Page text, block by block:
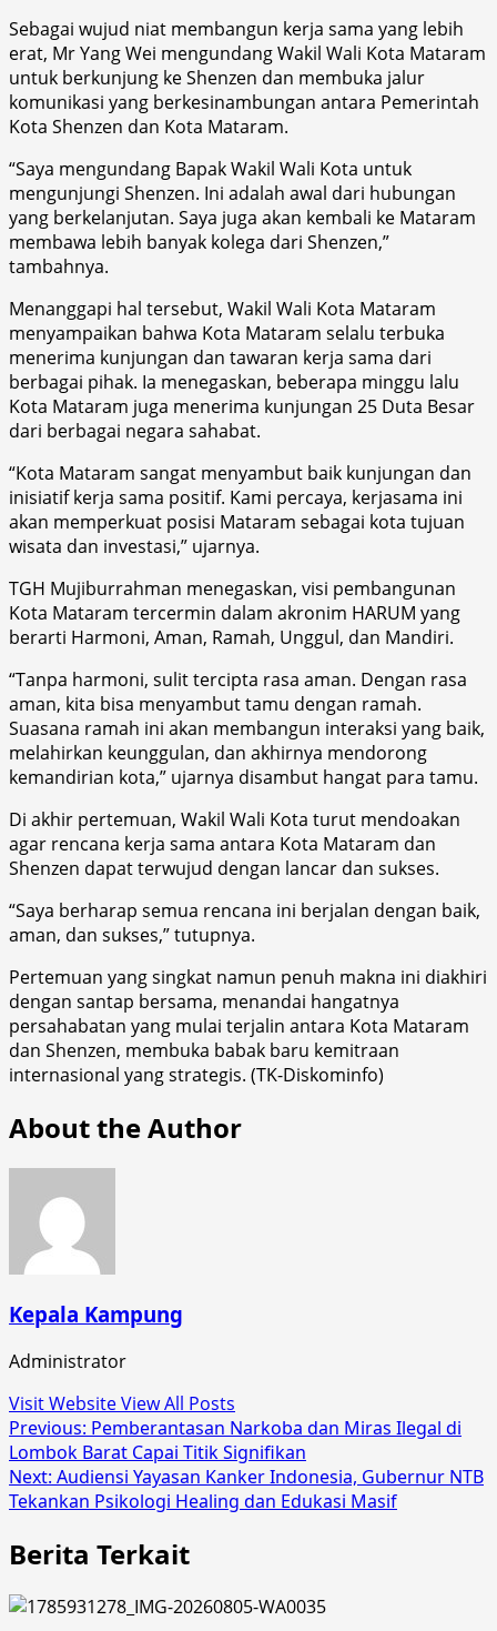
Sebagai wujud niat membangun kerja sama yang lebih
erat, Mr Yang Wei mengundang Wakil Wali Kota Mataram
untuk berkunjung ke Shenzen dan membuka jalur
komunikasi yang berkesinambungan antara Pemerintah
Kota Shenzen dan Kota Mataram.
“Saya mengundang Bapak Wakil Wali Kota untuk
mengunjungi Shenzen. Ini adalah awal dari hubungan
yang berkelanjutan. Saya juga akan kembali ke Mataram
membawa lebih banyak kolega dari Shenzen,”
tambahnya.
Menanggapi hal tersebut, Wakil Wali Kota Mataram
menyampaikan bahwa Kota Mataram selalu terbuka
menerima kunjungan dan tawaran kerja sama dari
berbagai pihak. Ia menegaskan, beberapa minggu lalu
Kota Mataram juga menerima kunjungan 25 Duta Besar
dari berbagai negara sahabat.
“Kota Mataram sangat menyambut baik kunjungan dan
inisiatif kerja sama positif. Kami percaya, kerjasama ini
akan memperkuat posisi Mataram sebagai kota tujuan
wisata dan investasi,” ujarnya.
TGH Mujiburrahman menegaskan, visi pembangunan
Kota Mataram tercermin dalam akronim HARUM yang
berarti Harmoni, Aman, Ramah, Unggul, dan Mandiri.
“Tanpa harmoni, sulit tercipta rasa aman. Dengan rasa
aman, kita bisa menyambut tamu dengan ramah.
Suasana ramah ini akan membangun interaksi yang baik,
melahirkan keunggulan, dan akhirnya mendorong
kemandirian kota,” ujarnya disambut hangat para tamu.
Di akhir pertemuan, Wakil Wali Kota turut mendoakan
agar rencana kerja sama antara Kota Mataram dan
Shenzen dapat terwujud dengan lancar dan sukses.
“Saya berharap semua rencana ini berjalan dengan baik,
aman, dan sukses,” tutupnya.
Pertemuan yang singkat namun penuh makna ini diakhiri
dengan santap bersama, menandai hangatnya
persahabatan yang mulai terjalin antara Kota Mataram
dan Shenzen, membuka babak baru kemitraan
internasional yang strategis. (TK-Diskominfo)
About the Author
Kepala Kampung
Administrator
Visit WebsiteView All Posts
Post
navigation
Previous: Pemberantasan Narkoba dan Miras Ilegal di
Lombok Barat Capai Titik Signifikan
Next: Audiensi Yayasan Kanker Indonesia, Gubernur NTB
Tekankan Psikologi Healing dan Edukasi Masif
Berita Terkait